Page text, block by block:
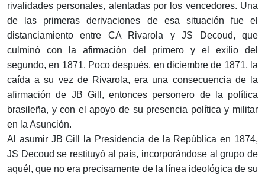
rivalidades personales, alentadas por los vencedores. Una
de las primeras derivaciones de esa situación fue el
distanciamiento entre CA Rivarola y JS Decoud, que
culminó con la afirmación del primero y el exilio del
segundo, en 1871. Poco después, en diciembre de 1871, la
caída a su vez de Rivarola, era una consecuencia de la
afirmación de JB Gill, entonces personero de la política
brasileña, y con el apoyo de su presencia política y militar
en la Asunción.
Al asumir JB Gill la Presidencia de la República en 1874,
JS Decoud se restituyó al país, incorporándose al grupo de
aquél, que no era precisamente de la línea ideológica de su